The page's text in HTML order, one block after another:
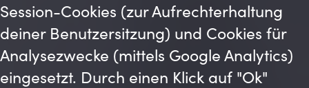
Session-Cookies (zur Aufrechterhaltung
deiner Benutzersitzung) und Cookies für
Analysezwecke (mittels Google Analytics)
eingesetzt. Durch einen Klick auf "Ok"